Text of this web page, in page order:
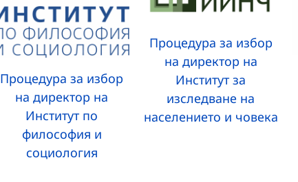
Процедура за избор
на директор на
Институт по
философия и
социология
Процедура за избор
на директор на
Институт за
изследване на
населението и човека